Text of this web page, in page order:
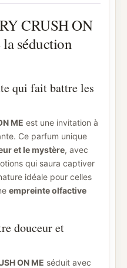
CRUSH ON
séduction
qui fait battre les
ME est une invitation à
Ce parfum unique
et le mystère, avec
qui saura captiver
idéale pour celles
empreinte olfactive
douceur et
ON ME séduit avec